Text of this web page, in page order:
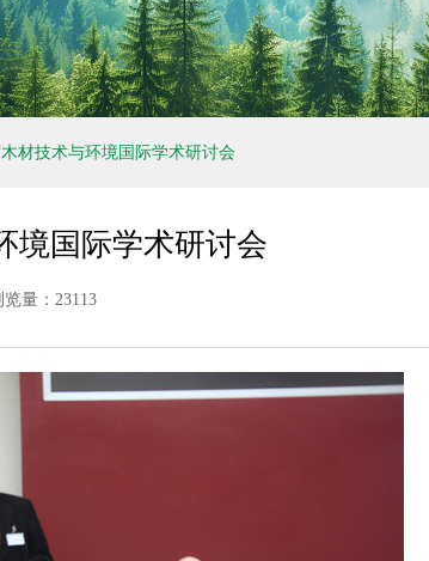
材技术与环境国际学术研讨会
境国际学术研讨会
览量：23113